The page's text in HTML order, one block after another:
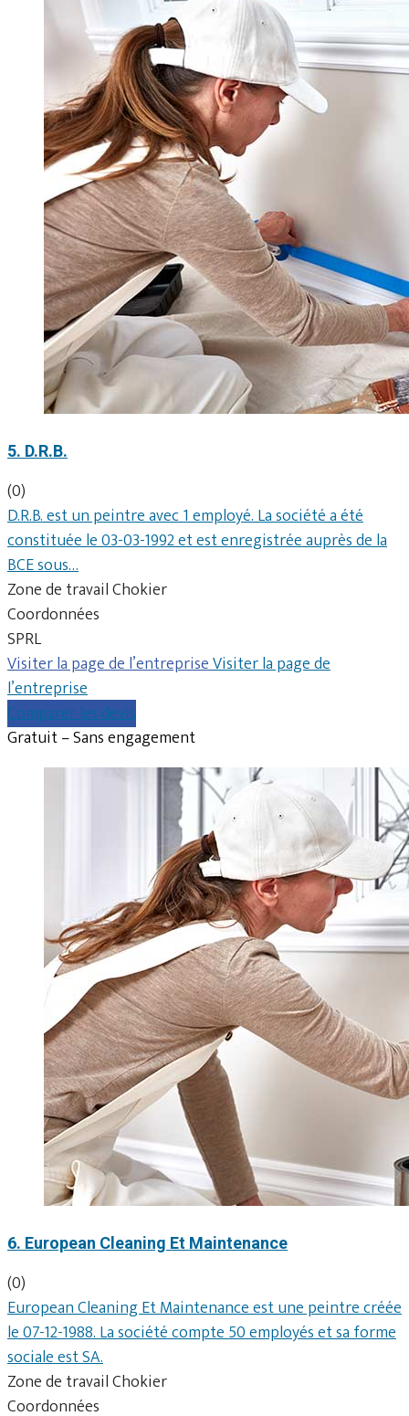
5. D.R.B.
(0)
D.R.B. est un peintre avec 1 employé. La société a été
constituée le 03-03-1992 et est enregistrée auprès de la
BCE sous…
Zone de travail Chokier
Coordonnées
SPRL
Visiter la page de l’entrepriseVisiter la page de
l’entreprise
Comparer les devis
Gratuit – Sans engagement
6. European Cleaning Et Maintenance
(0)
European Cleaning Et Maintenance est une peintre créée
le 07-12-1988. La société compte 50 employés et sa forme
sociale est SA.
Zone de travail Chokier
Coordonnées